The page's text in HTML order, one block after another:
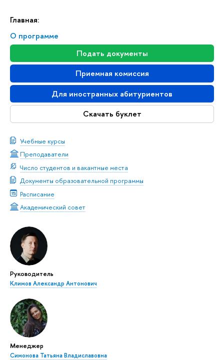
Главная:
О программе
Подать документы
Приемная комиссия
Для иностранных абитуриентов
Скачать буклет
Учебные курсы
Преподаватели
Число студентов и вакантные места
Документы образовательной программы
Расписание
Академический совет
Руководитель
Климов Александр Антонович
Менеджер
Симонова Татьяна Владиславовна